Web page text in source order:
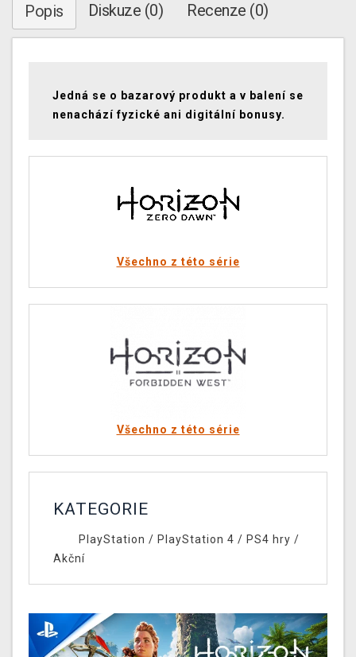
Popis Diskuze (0) Recenze (0)
Jedná se o bazarový produkt a v balení se
nenachází fyzické ani digitální bonusy.
Všechno z této série
Všechno z této série
KATEGORIE
PlayStation / PlayStation 4 / PS4 hry /
Akční